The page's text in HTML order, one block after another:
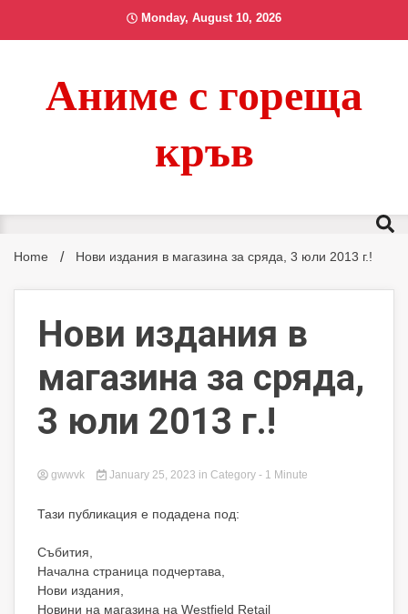
Monday, August 10, 2026
Аниме с гореща
кръв
Home Нови издания в магазина за сряда, 3 юли 2013 г.!
Нови издания в
магазина за сряда,
3 юли 2013 г.!
gwwvk January 25, 2023 in Category - 1 Minute
Тази публикация е подадена под:
Събития,
Начална страница подчертава,
Нови издания,
Новини на магазина на Westfield Retail